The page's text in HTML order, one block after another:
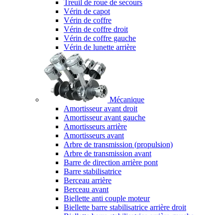
Treuil de roue de secours
Vérin de capot
Vérin de coffre
Vérin de coffre droit
Vérin de coffre gauche
Vérin de lunette arrière
Mécanique
Amortisseur avant droit
Amortisseur avant gauche
Amortisseurs arrière
Amortisseurs avant
Arbre de transmission (propulsion)
Arbre de transmission avant
Barre de direction arrière pont
Barre stabilisatrice
Berceau arrière
Berceau avant
Biellette anti couple moteur
Biellette barre stabilisatrice arrière droit